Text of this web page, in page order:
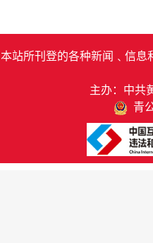
本站所刊登的各种新闻﹑信息
主办：中共
青